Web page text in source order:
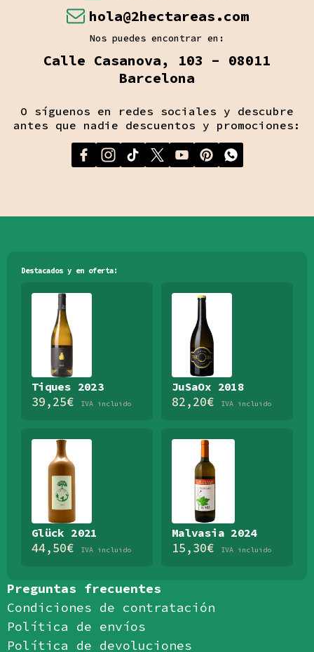
hola@2hectareas.com
Nos puedes encontrar en:
Calle Casanova, 103 - 08011
Barcelona
O síguenos en redes sociales y descubre
antes que nadie descuentos y promociones:
Preguntas frecuentes
Condiciones de contratación
Política de envíos
Política de devoluciones
Destacados y en oferta:
Tiques 2023
39,25€ IVA incluido
JuSaOx 2018
82,20€ IVA incluido
Glück 2021
44,50€ IVA incluido
Malvasia 2024
15,30€ IVA incluido